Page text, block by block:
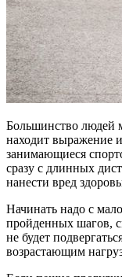
Большинство людей
находит выражение
занимающиеся
сразу с длинных
нанести вред
Начинать надо с
пройденных шагов,
не будет
возрастающим